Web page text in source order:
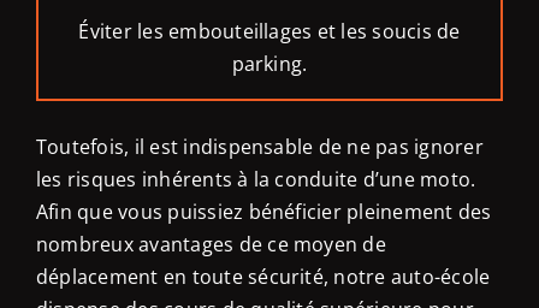
Éviter les embouteillages et les soucis de
parking.
Toutefois, il est indispensable de ne pas ignorer
les risques inhérents à la conduite d’une moto.
Afin que vous puissiez bénéficier pleinement des
nombreux avantages de ce moyen de
déplacement en toute sécurité, notre auto-école